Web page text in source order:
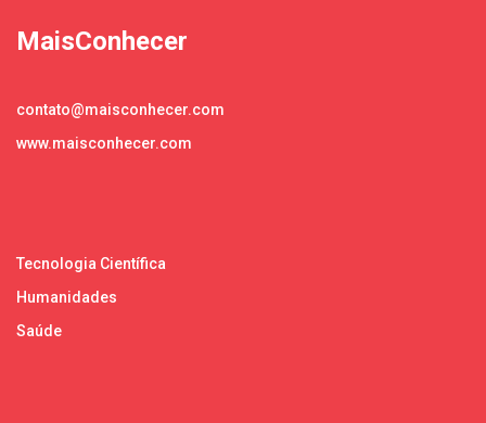
MaisConhecer
contato@maisconhecer.com
www.maisconhecer.com
Tecnologia Científica
Humanidades
Saúde